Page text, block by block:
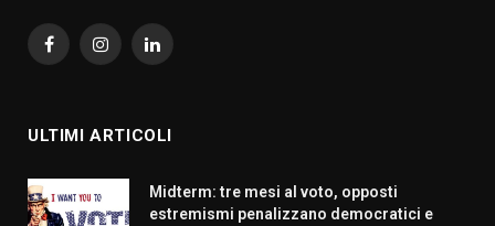
FacebookInstagramLinkedIn
ULTIMI ARTICOLI
Midterm: tre mesi al voto, opposti
estremismi penalizzano democratici e